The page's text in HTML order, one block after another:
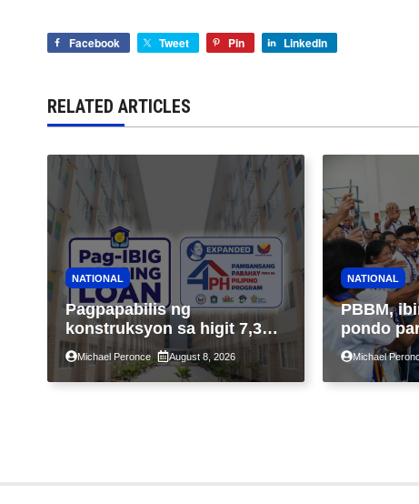
Facebook Tweet Pin LinkedIn
RELATED ARTICLES
NATIONAL
Pagpapabilis ng
konstruksyon sa higit 7,300
kabahayan sa ilalim ng
Expanded 4PH, posible na
sa pagtutulungan ng Pag-
Michael Peronce August 8, 2026
NATIONAL
PBBM,
pondo
ngayong
sa
Michael